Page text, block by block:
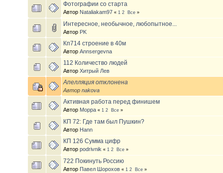
Фотографии со старта
Автор Nataliakam97 «1 2 Все »
Интересное, необычное, любопытное...
Автор PK
Кп714 строение в 40м
АвторAnnsergevna
112 Количество людей
АвторХитрый Лев
Апелляция отклонена
Авторnakova
Активная работа перед финишем
Автор Морра «1 2 Все »
КП 72: Где там был Пушкин?
Автор Hann
КП 126 Сумма цифр
Авторpodrivnik «1 2 Все »
722 Покинуть Россию
Автор Павел Шорохов «1 2 Все »